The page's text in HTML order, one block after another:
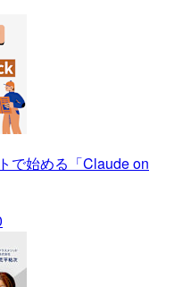
で始める「Claude on